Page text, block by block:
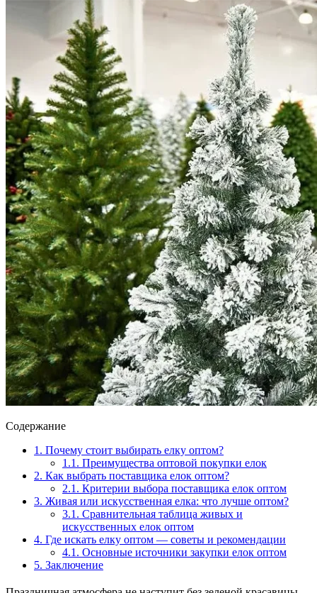
Содержание
1. Почему стоит выбирать елку оптом?
1.1. Преимущества оптовой покупки елок
2. Как выбрать поставщика елок оптом?
2.1. Критерии выбора поставщика елок оптом
3. Живая или искусственная елка: что лучше оптом?
3.1. Сравнительная таблица живых и
искусственных елок оптом
4. Где искать елку оптом — советы и рекомендации
4.1. Основные источники закупки елок оптом
5. Заключение